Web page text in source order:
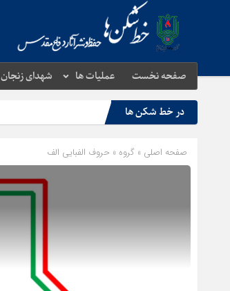
صفحه نخست عملیات ها شهدای زنجان
در خط شکن ها
صفحه اصلی » گروه » حروف الفبایی الف